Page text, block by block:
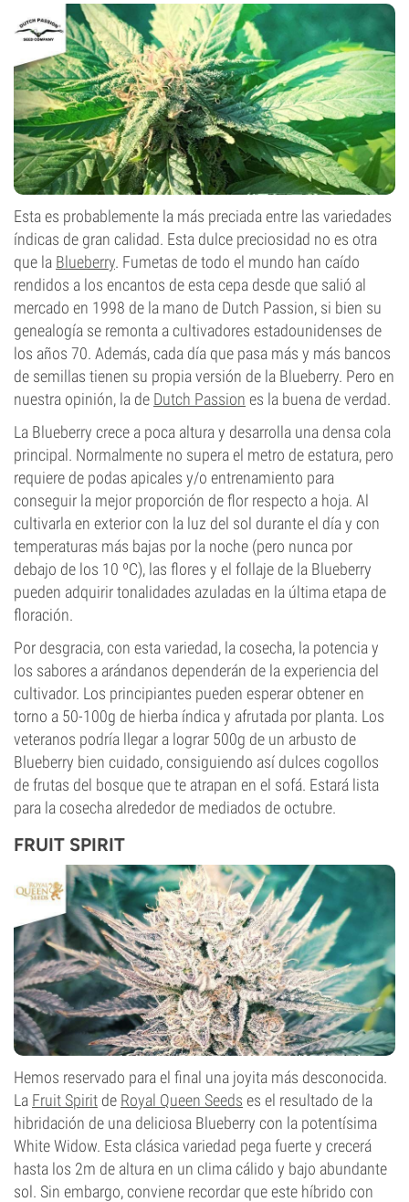
Esta es probablemente la más preciada entre las variedades
índicas de gran calidad. Esta dulce preciosidad no es otra
que la Blueberry. Fumetas de todo el mundo han caído
rendidos a los encantos de esta cepa desde que salió al
mercado en 1998 de la mano de Dutch Passion, si bien su
genealogía se remonta a cultivadores estadounidenses de
los años 70. Además, cada día que pasa más y más bancos
de semillas tienen su propia versión de la Blueberry. Pero en
nuestra opinión, la de Dutch Passion es la buena de verdad.
La Blueberry crece a poca altura y desarrolla una densa cola
principal. Normalmente no supera el metro de estatura, pero
requiere de podas apicales y/o entrenamiento para
conseguir la mejor proporción de flor respecto a hoja. Al
cultivarla en exterior con la luz del sol durante el día y con
temperaturas más bajas por la noche (pero nunca por
debajo de los 10 ºC), las flores y el follaje de la Blueberry
pueden adquirir tonalidades azuladas en la última etapa de
floración.
Por desgracia, con esta variedad, la cosecha, la potencia y
los sabores a arándanos dependerán de la experiencia del
cultivador. Los principiantes pueden esperar obtener en
torno a 50-100g de hierba índica y afrutada por planta. Los
veteranos podría llegar a lograr 500g de un arbusto de
Blueberry bien cuidado, consiguiendo así dulces cogollos
de frutas del bosque que te atrapan en el sofá. Estará lista
para la cosecha alrededor de mediados de octubre.
FRUIT SPIRIT
Hemos reservado para el final una joyita más desconocida.
La Fruit Spirit de Royal Queen Seeds es el resultado de la
hibridación de una deliciosa Blueberry con la potentísima
White Widow. Esta clásica variedad pega fuerte y crecerá
hasta los 2m de altura en un clima cálido y bajo abundante
sol. Sin embargo, conviene recordar que este híbrido con